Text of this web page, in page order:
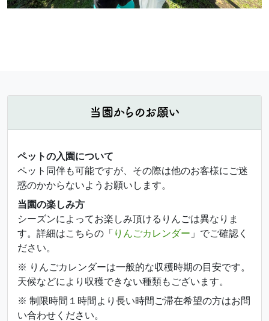
当園からのお願い
ペットの入園について
ペット同伴も可能ですが、その際は他のお客様にご迷
惑のかからないようお願いします。
当園の楽しみ方
シーズンによってお楽しみ頂けるりんごは異なりま
す。詳細はこちらの「 りんごカレンダー 」でご確認く
ださい。
※ りんごカレンダーは一般的な収穫時期の目安です。
天候などにより収穫できない種類もございます。
※ 制限時間１時間より長い時間ご滞在希望の方はお問
い合わせください。